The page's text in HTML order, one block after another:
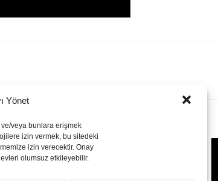
Yönet
veya bunlara erişmek
izin vermek, bu sitedeki
izin verecektir. Onay
olumsuz etkileyebilir.